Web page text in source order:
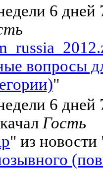
6
вопросы
"
6
Гость
" из новости